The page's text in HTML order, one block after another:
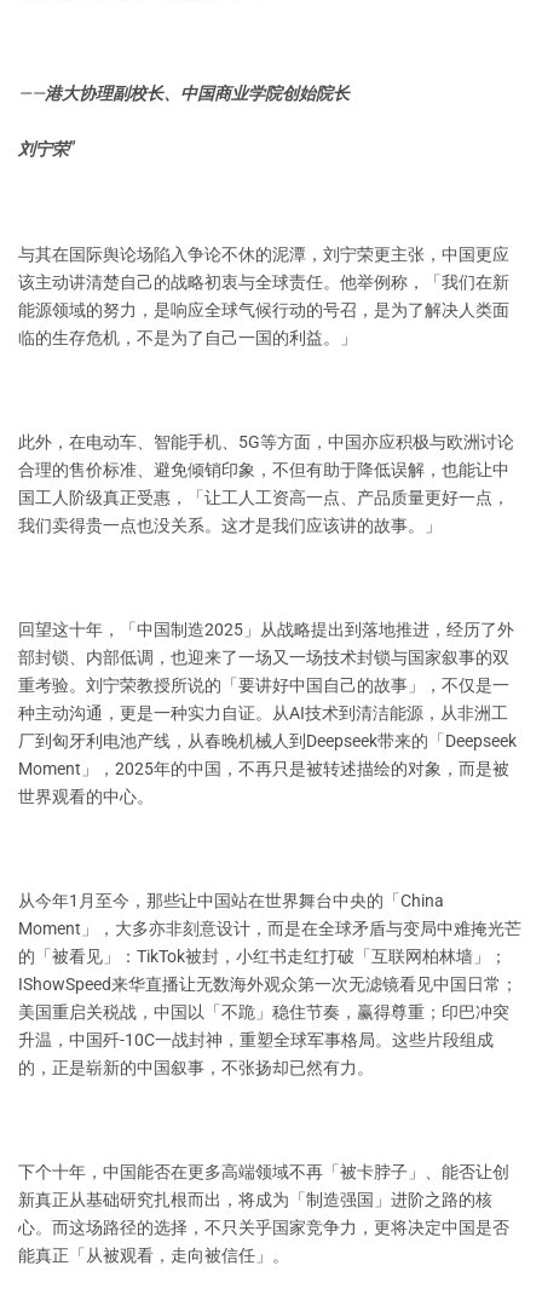
——港大协理副校长、中国商业学院创始院长
刘宁荣”
与其在国际舆论场陷入争论不休的泥潭，刘宁荣更主张，中国更应
该主动讲清楚自己的战略初衷与全球责任。他举例称，「我们在新
能源领域的努力，是响应全球气候行动的号召，是为了解决人类面
临的生存危机，不是为了自己一国的利益。」
此外，在电动车、智能手机、5G等方面，中国亦应积极与欧洲讨论
合理的售价标准、避免倾销印象，不但有助于降低误解，也能让中
国工人阶级真正受惠，「让工人工资高一点、产品质量更好一点，
我们卖得贵一点也没关系。这才是我们应该讲的故事。」
回望这十年，「中国制造2025」从战略提出到落地推进，经历了外
部封锁、内部低调，也迎来了一场又一场技术封锁与国家叙事的双
重考验。刘宁荣教授所说的「要讲好中国自己的故事」，不仅是一
种主动沟通，更是一种实力自证。从AI技术到清洁能源，从非洲工
厂到匈牙利电池产线，从春晚机械人到Deepseek带来的「Deepseek
Moment」，2025年的中国，不再只是被转述描绘的对象，而是被
世界观看的中心。
从今年1月至今，那些让中国站在世界舞台中央的「China
Moment」，大多亦非刻意设计，而是在全球矛盾与变局中难掩光芒
的「被看见」：TikTok被封，小红书走红打破「互联网柏林墙」；
IShowSpeed来华直播让无数海外观众第一次无滤镜看见中国日常；
美国重启关税战，中国以「不跪」稳住节奏，赢得尊重；印巴冲突
升温，中国歼-10C一战封神，重塑全球军事格局。这些片段组成
的，正是崭新的中国叙事，不张扬却已然有力。
下个十年，中国能否在更多高端领域不再「被卡脖子」、能否让创
新真正从基础研究扎根而出，将成为「制造强国」进阶之路的核
心。而这场路径的选择，不只关乎国家竞争力，更将决定中国是否
能真正「从被观看，走向被信任」。